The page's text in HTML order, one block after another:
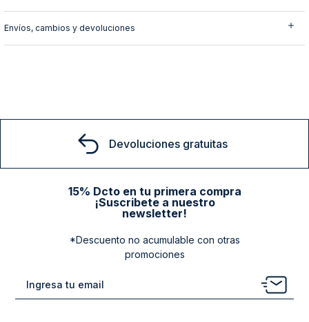
Envíos, cambios y devoluciones
Devoluciones gratuitas
15% Dcto en tu primera compra
¡Suscribete a nuestro
newsletter!
*Descuento no acumulable con otras
promociones